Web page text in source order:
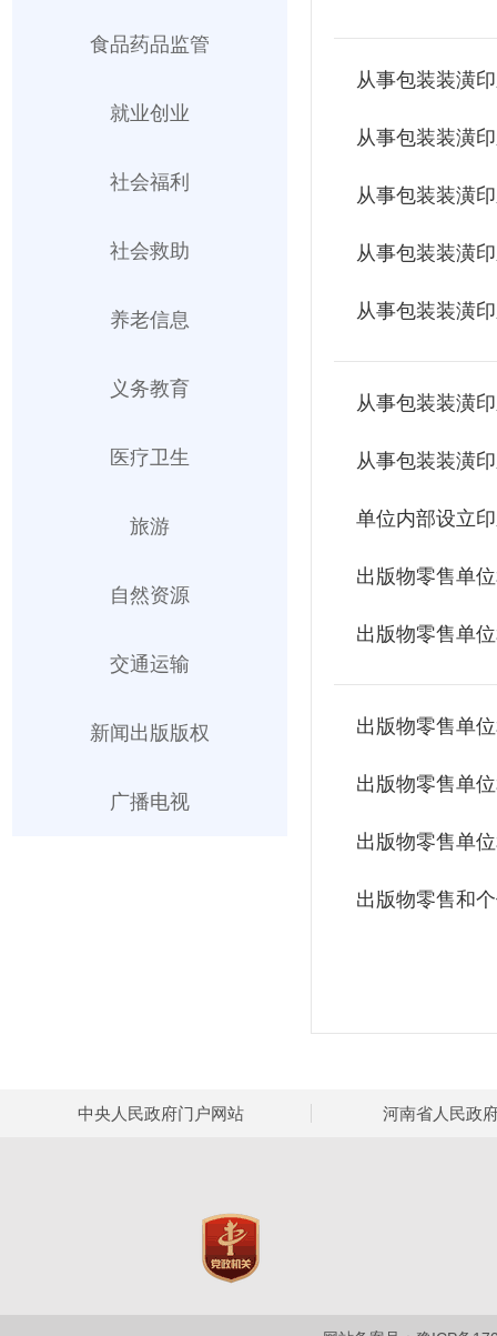
食品药品监管
就业创业
社会福利
社会救助
养老信息
义务教育
医疗卫生
旅游
自然资源
交通运输
新闻出版版权
广播电视
从事包装装潢
从事包装装潢
单位内部设立
出版物零售单
出版物零售单
出版物零售单
出版物零售单
出版物零售单
出版物零售和
中央人民政府门户网站 河南省人民政